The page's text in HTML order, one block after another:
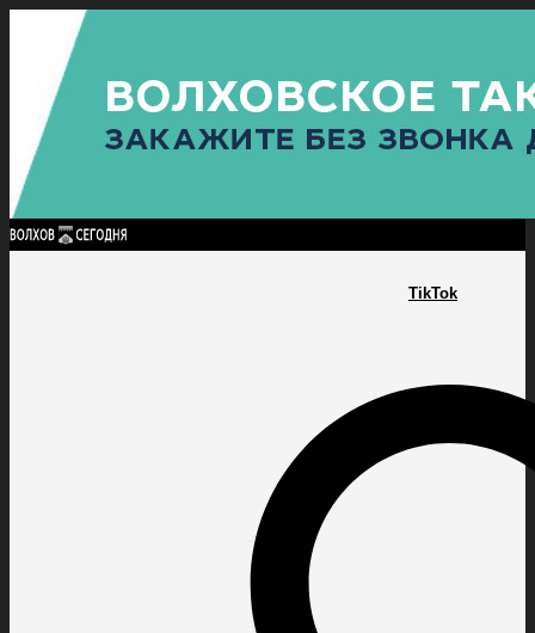
TikTok
Найти:
ГЛАВНАЯ ПОЛИТИКАПРОИСШЕСТВИЯ ПРОКУРАТУРАСПОРТ
ПОЛИТИКА
КУЛЬТУРА
ПОСЕЛЕНИЯ